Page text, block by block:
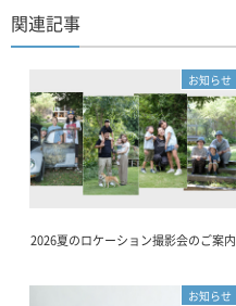
関連記事
お知らせ
2026夏のロケーション撮影会のご案内
お知らせ